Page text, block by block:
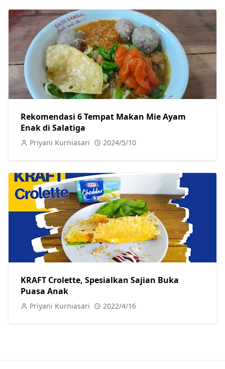
Rekomendasi 6 Tempat Makan Mie Ayam
Enak di Salatiga
Priyani Kurniasari 2024/5/10
KRAFT Crolette, Spesialkan Sajian Buka
Puasa Anak
Priyani Kurniasari 2022/4/16